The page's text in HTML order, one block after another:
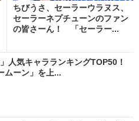
ちびうさ、セーラーウラヌス、
セーラーネプチューンのファン
の皆さーん！ 「セーラー...
人気キャラランキングTOP50！
ムーン」を上...